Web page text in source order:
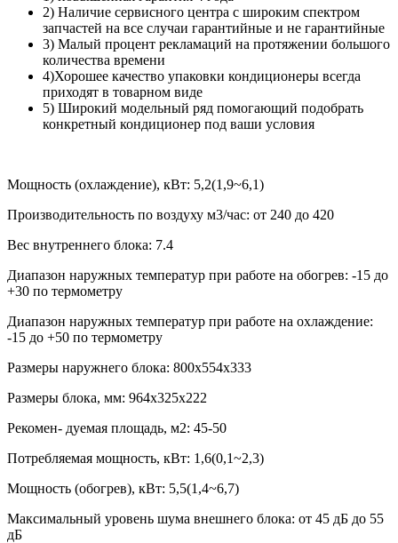
2) Наличие сервисного центра с широким спектром
запчастей на все случаи гарантийные и не гарантийные
3) Малый процент рекламаций на протяжении большого
количества времени
4)Хорошее качество упаковки кондиционеры всегда
приходят в товарном виде
5) Широкий модельный ряд помогающий подобрать
конкретный кондиционер под ваши условия
Мощность (охлаждение), кВт: 5,2(1,9~6,1)
Производительность по воздуху м3/час: от 240 до 420
Вес внутреннего блока: 7.4
Диапазон наружных температур при работе на обогрев: -15 до
+30 по термометру
Диапазон наружных температур при работе на охлаждение:
-15 до +50 по термометру
Размеры наружнего блока: 800x554x333
Размеры блока, мм: 964x325x222
Рекомен- дуемая площадь, м2: 45-50
Потребляемая мощность, кВт: 1,6(0,1~2,3)
Мощность (обогрев), кВт: 5,5(1,4~6,7)
Максимальный уровень шума внешнего блока: от 45 дБ до 55
дБ